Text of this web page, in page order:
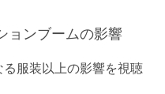
ョンブームの影響
る服装以上の影響を視聴